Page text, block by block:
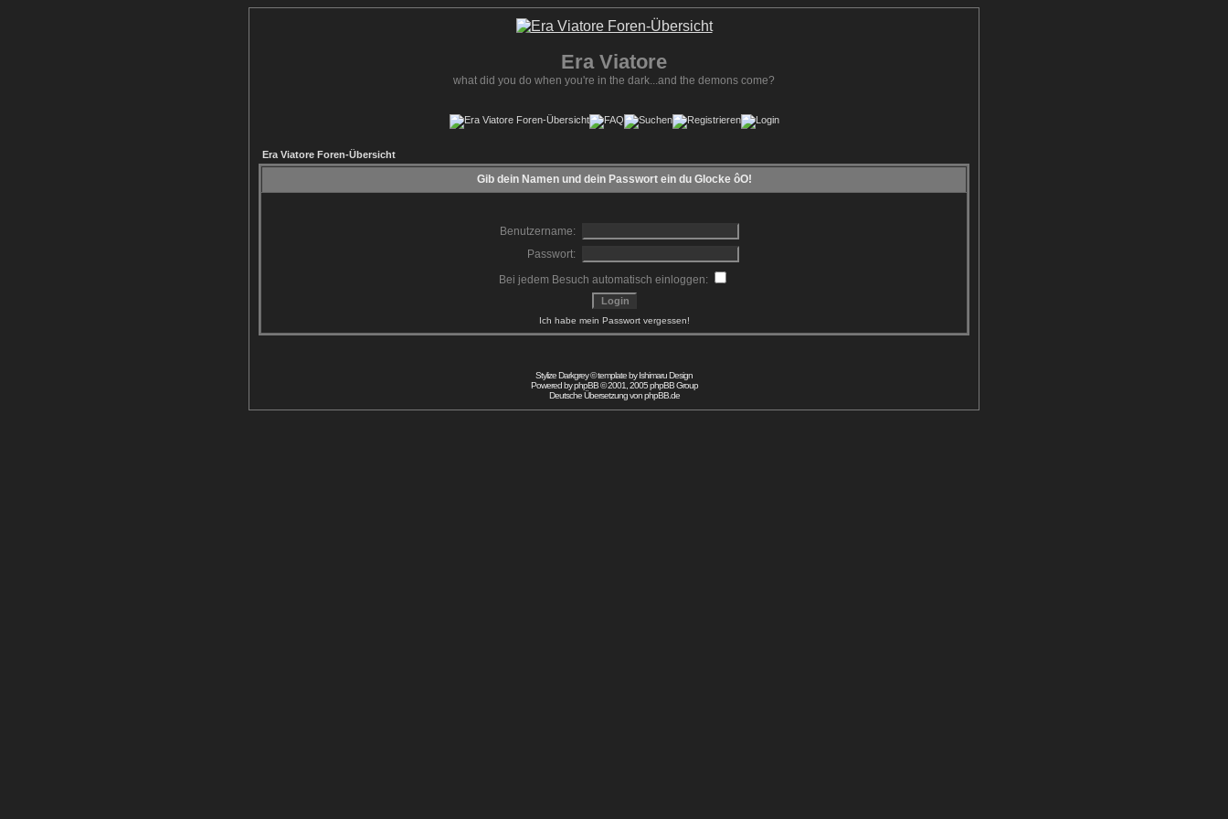
Era Viatore
what did you do when you're in the dark...and the demons come?
Era Viatore Foren-Übersicht
Gib dein Namen und dein Passwort ein du Glocke ôO!
Benutzername:
Passwort:
Bei jedem Besuch automatisch einloggen:
Ich habe mein Passwort vergessen!
Stylize Darkgrey © template byIshimaru Design
Powered byphpBB© 2001, 2005 phpBB Group
Deutsche Übersetzung vonphpBB.de